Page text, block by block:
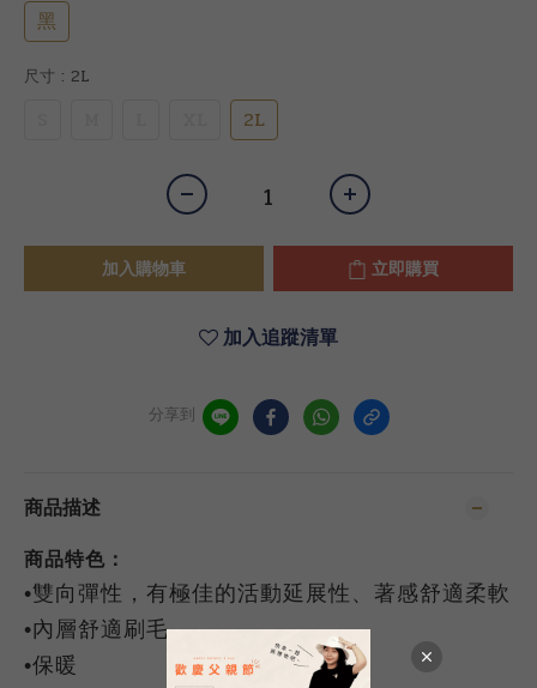
黑
尺寸 : 2L
2L
加入購物車 立即購買
加入追蹤清單
分享到
商品描述
商品特色：
•雙向彈性，有極佳的活動延展性、著感舒適柔軟
•內層舒適刷毛
•保暖